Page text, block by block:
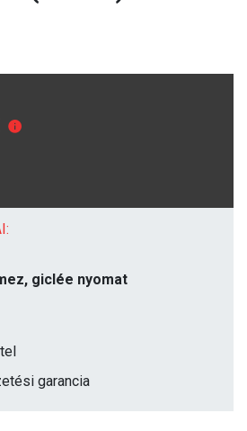
giclée nyomat
garancia